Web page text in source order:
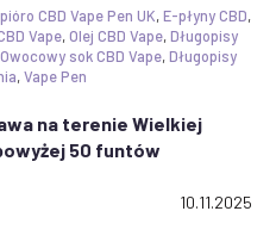
CBD Vape Pen UK,E-płyny CBD,
Vape,Olej CBD Vape,Długopisy
Owocowy sok CBD Vape,Długopisy
,Vape Pen
na terenie Wielkiej
50 funtów
Rating: 5.0 out of 5 stars
Date:
10.11.2025